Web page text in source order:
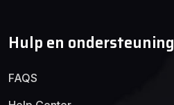
Hulp en ondersteuning
FAQS